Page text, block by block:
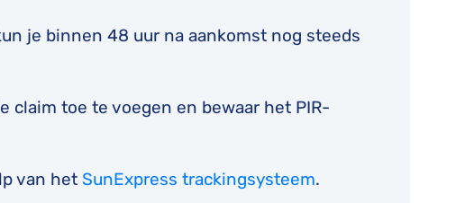
je binnen 48 uur na aankomst nog steeds
claim toe te voegen en bewaar het PIR-
van het SunExpress trackingsysteem.